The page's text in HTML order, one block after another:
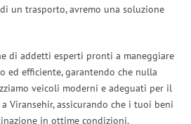
un trasporto, avremo una soluzione
di addetti esperti pronti a maneggiare
ed efficiente, garantendo che nulla
veicoli moderni e adeguati per il
Viransehir, assicurando che i tuoi beni
in ottime condizioni.